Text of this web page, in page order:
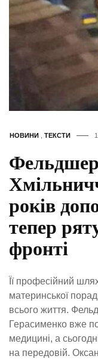
НОВИНИ ТЕКСТИ
років
тепер
фронті
Її професійний
материнської
всього життя.
Герасименко вже
медицині, а
на передовій.